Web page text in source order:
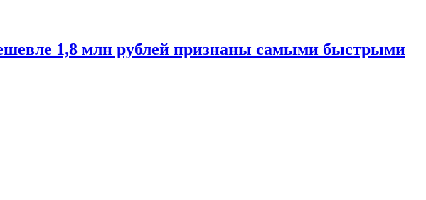
1,8 млн рублей признаны самыми быстрыми